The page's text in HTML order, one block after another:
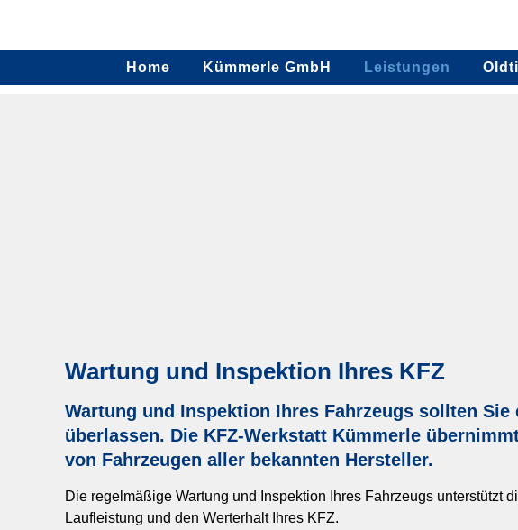
Home Kümmerle GmbH Leistungen
Wartung und Inspektion Ihres KFZ
Wartung und Inspektion Ihres Fahrzeugs sollten Sie
überlassen. Die KFZ-Werkstatt Kümmerle
von Fahrzeugen aller bekannten Hersteller.
Die regelmäßige Wartung und Inspektion Ihres Fahrzeugs unterstützt
Laufleistung und den Werterhalt Ihres KFZ.